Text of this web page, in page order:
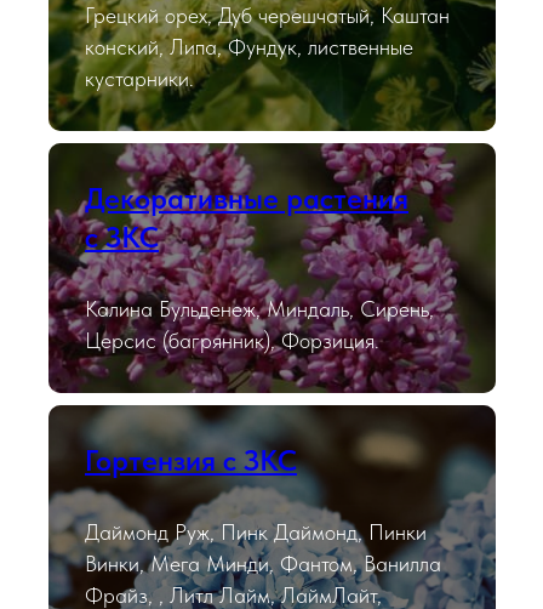
Грецкий орех, Дуб черешчатый, Каштан
конский, Липа, Фундук, лиственные
кустарники.
Декоративные растения
с ЗКС
Калина Бульденеж, Миндаль, Сирень,
Церсис (багрянник), Форзиция.
Гортензия с ЗКС
Даймонд Руж, Пинк Даймонд, Пинки
Винки, Мега Минди, Фантом, Ванилла
Фрайз, , Литл Лайм, ЛаймЛайт,